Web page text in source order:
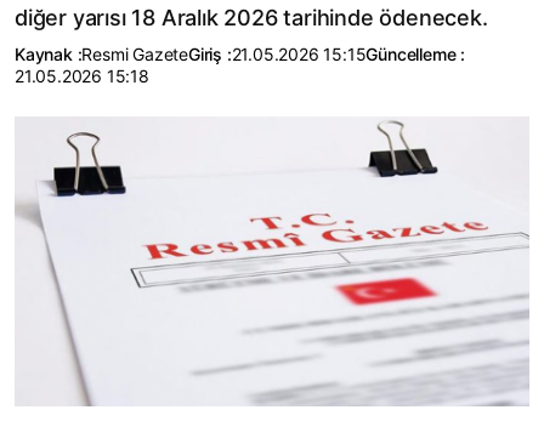
diğer yarısı 18 Aralık 2026 tarihinde ödenecek.
Kaynak :Resmi GazeteGiriş :21.05.2026 15:15Güncelleme :
21.05.2026 15:18